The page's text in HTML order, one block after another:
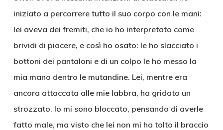
iniziato a percorrere tutto il suo corpo con le mani:
lei aveva dei fremiti, che io ho interpretato come
brividi di piacere, e così ho osato: le ho slacciato i
bottoni dei pantaloni e di un colpo le ho messo la
mia mano dentro le mutandine. Lei, mentre era
ancora attaccata alle mie labbra, ha gridato un
strozzato. Io mi sono bloccato, pensando di averle
fatto male, ma visto che lei non mi ha tolto il braccio